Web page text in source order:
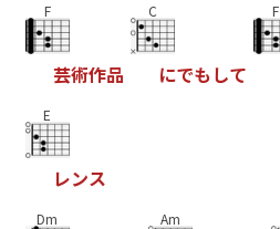
F
芸術作品
C
にでもして
F
E
レンス
Dm Am